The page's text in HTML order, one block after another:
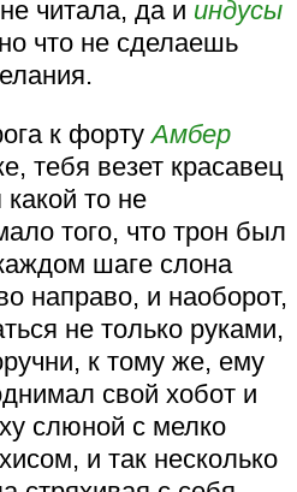
читала, да и индусы
что не сделаешь
к фортуАмбер
тебя везет красавец
то не
того, что трон был
шаге слона
направо, и наоборот,
не только руками,
к тому же, ему
свой хобот и
слюной с мелко
и так несколько